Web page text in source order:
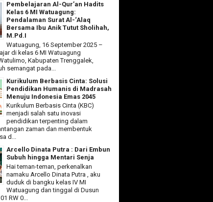
Pembelajaran Al-Qur’an Hadits
Kelas 6 MI Watuagung:
Pendalaman Surat Al-‘Alaq
Bersama Ibu Anik Tutut Sholihah,
M.Pd.I
Watuagung, 16 September 2025 –
di kelas 6 MI Watuagung
Kabupaten Trenggalek,
semangat pada...
Kurikulum Berbasis Cinta: Solusi
Pendidikan Humanis di Madrasah
Menuju Indonesia Emas 2045
Kurikulum Berbasis Cinta (KBC)
menjadi salah satu inovasi
pendidikan terpenting dalam
zaman dan membentuk
d...
Arcello Dinata Putra : Dari Embun
Subuh hingga Mentari Senja
Hai teman-teman, perkenalkan
namaku Arcello Dinata Putra , aku
duduk di bangku kelas IV MI
Watuagung dan tinggal di Dusun
RW 0...